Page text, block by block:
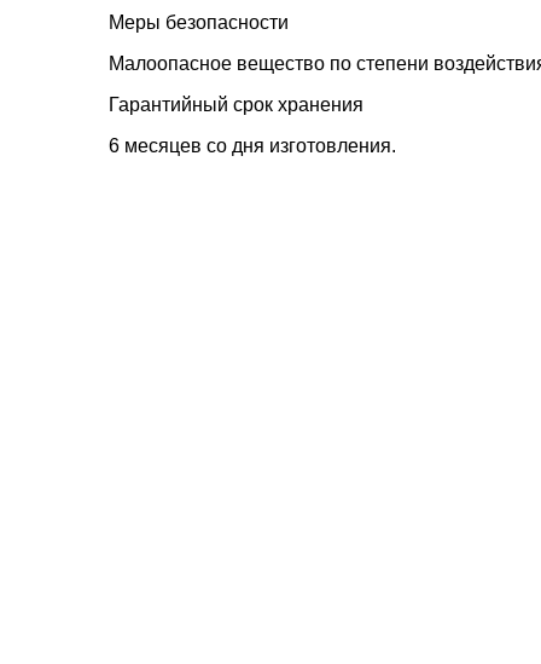
Меры безопасности
Малоопасное вещество по степени
Гарантийный срок хранения
6 месяцев со дня изготовления.